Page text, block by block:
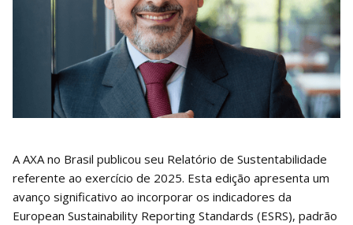
A AXA no Brasil publicou seu Relatório de Sustentabilidade
referente ao exercício de 2025. Esta edição apresenta um
avanço significativo ao incorporar os indicadores da
European Sustainability Reporting Standards (ESRS), padrão